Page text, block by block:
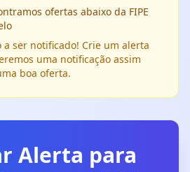
ofertas abaixo da FIPE
a ser notificado! Crie um alerta
uma notificação assim
boa oferta.
Alerta para